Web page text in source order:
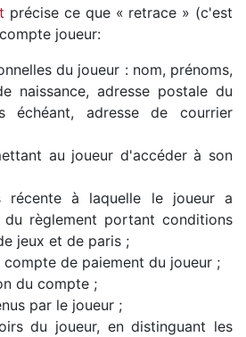
précise ce que « retrace » (c'est
joueur:
du joueur : nom, prénoms,
naissance, adresse postale du
adresse de courrier
au joueur d'accéder à son
à laquelle le joueur a
règlement portant conditions
jeux et de paris ;
compte de paiement du joueur ;
du compte ;
par le joueur ;
du joueur, en distinguant les